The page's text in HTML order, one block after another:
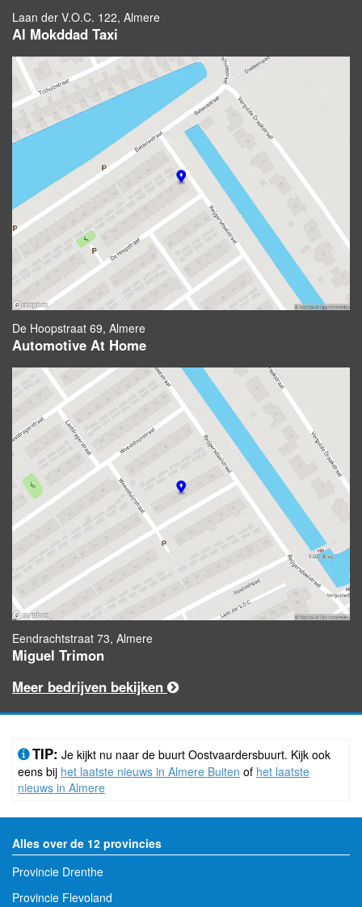
Laan der V.O.C. 122, Almere
Al Mokddad Taxi
De Hoopstraat 69, Almere
Automotive At Home
Eendrachtstraat 73, Almere
Miguel Trimon
Meer bedrijven bekijken
TIP: Je kijkt nu naar de buurt Oostvaardersbuurt. Kijk ook
eens bij het laatste nieuws in Almere Buiten of het laatste
nieuws in Almere
Alles over de 12 provincies
Provincie Drenthe
Provincie Flevoland